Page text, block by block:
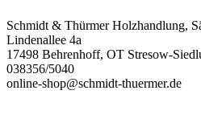
Schmidt & Thürmer Holzhandlung,
Lindenallee 4a
17498 Behrenhoff, OT Stresow-
038356/5040
online-shop@schmidt-thuermer.de